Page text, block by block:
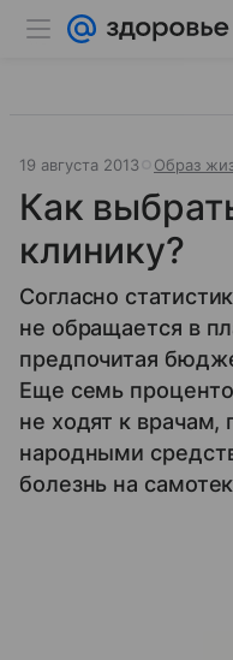
19 августа 2013 Образ
Как
клинику?
Согласно
не обращается в
предпочитая
Еще семь
не ходят к врачам,
народными
болезнь на